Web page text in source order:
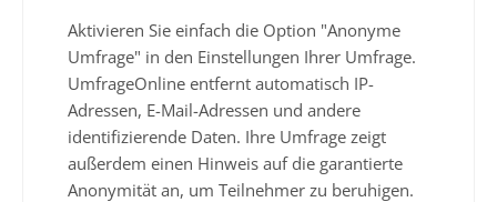
Aktivieren Sie einfach die Option "Anonyme
Umfrage" in den Einstellungen Ihrer Umfrage.
UmfrageOnline entfernt automatisch IP-
Adressen, E-Mail-Adressen und andere
identifizierende Daten. Ihre Umfrage zeigt
außerdem einen Hinweis auf die garantierte
Anonymität an, um Teilnehmer zu beruhigen.